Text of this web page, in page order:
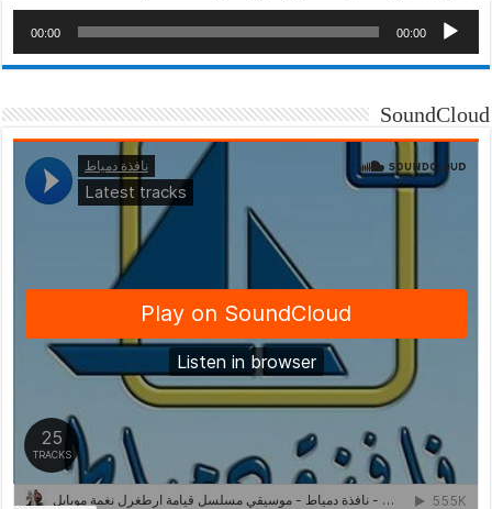
00:00
00:00
SoundCloud